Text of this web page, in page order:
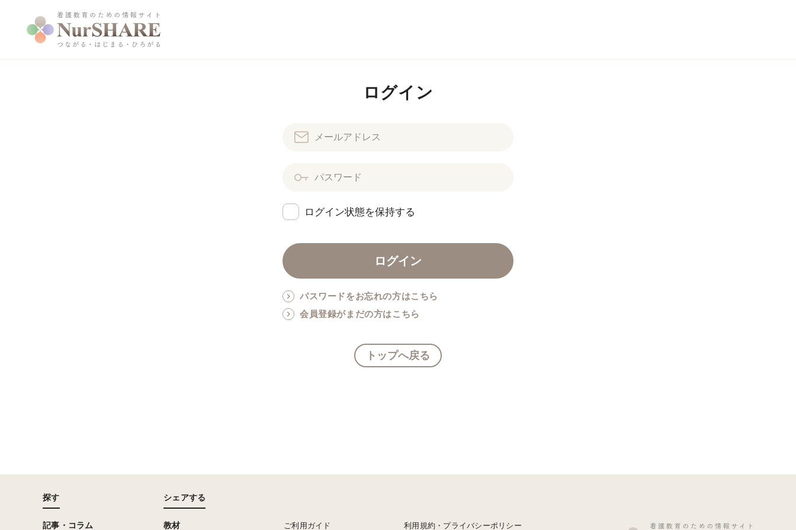
ログイン
ログイン状態を保持する
パスワードをお忘れの方はこちら
会員登録がまだの方はこちら
トップへ戻る
探す
記事・コラム
シェアする
教材 ご利用ガイド 利用規約・プライバシーポリシー